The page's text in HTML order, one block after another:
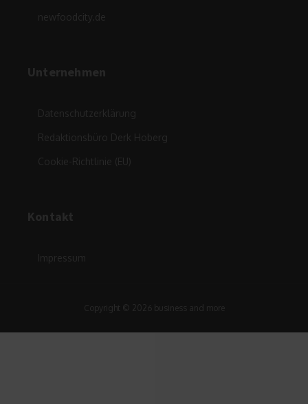
newfoodcity.de
Unternehmen
Datenschutzerklärung
Redaktionsbüro Derk Hoberg
Cookie-Richtlinie (EU)
Kontakt
Impressum
Copyright © 2026 business and more